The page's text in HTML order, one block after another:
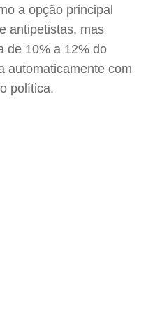
a opção principal
antipetistas, mas
de 10% a 12% do
automaticamente com
política.